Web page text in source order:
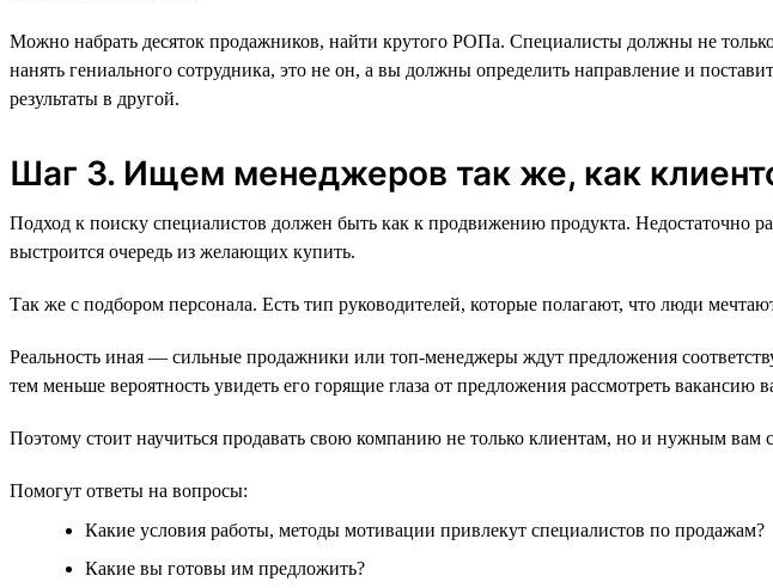
Можно набрать десяток продажников, найти крутого РОПа. Специалисты должны не
нанять гениального сотрудника, это не он, а вы должны определить направление и
результаты в другой.
Шаг 3. Ищем менеджеров так же, как
Подход к поиску специалистов должен быть как к продвижению продукта. Недостаточно
выстроится очередь из желающих купить.
Так же с подбором персонала. Есть тип руководителей, которые полагают, что люди
Реальность иная — сильные продажники или топ-менеджеры ждут предложения
тем меньше вероятность увидеть его горящие глаза от предложения рассмотреть вакансию
Поэтому стоит научиться продавать свою компанию не только клиентам, но и нужным вам
Помогут ответы на вопросы:
Какие условия работы, методы мотивации привлекут специалистов по продажам?
Какие вы готовы им предложить?